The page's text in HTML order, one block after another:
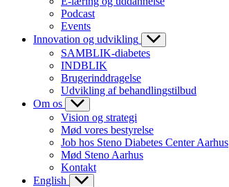
Podcast
Events
Innovation og udvikling
SAMBLIK-diabetes
INDBLIK
Brugerinddragelse
Udvikling af behandlingstilbud
Om os
Vision og strategi
Mød vores bestyrelse
Job hos Steno Diabetes Center Aarhus
Mød Steno Aarhus
Kontakt
English